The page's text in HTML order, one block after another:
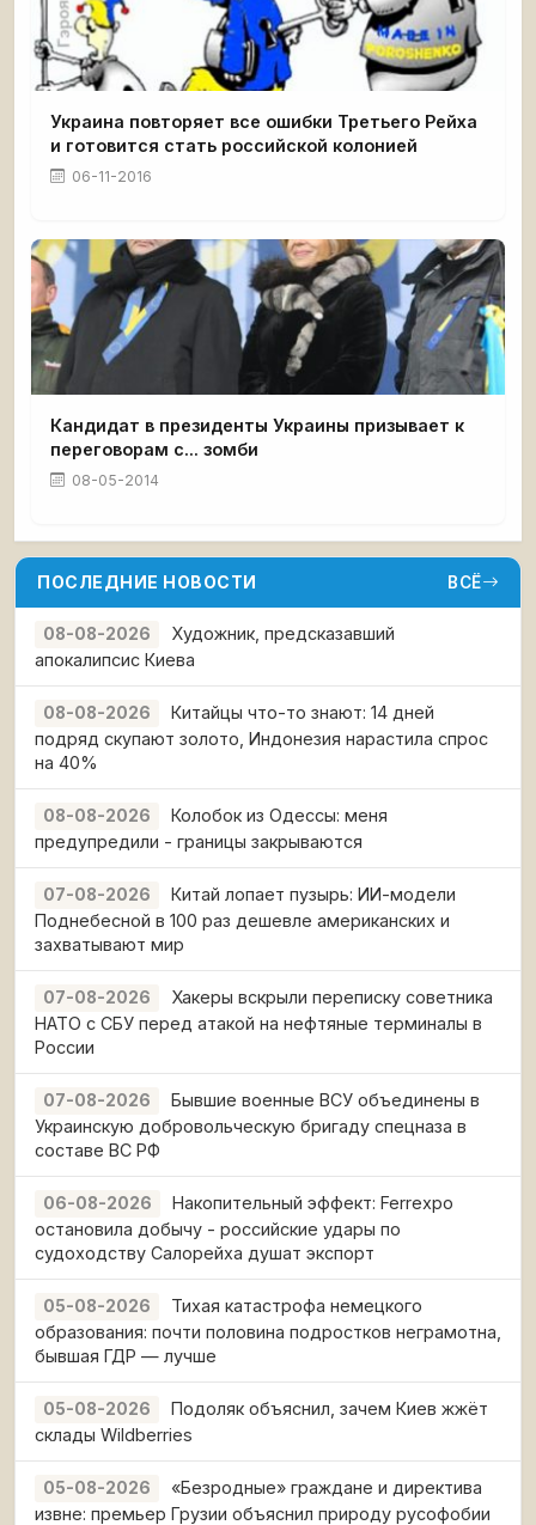
Украина повторяет все ошибки Третьего Рейха
и готовится стать российской колонией
06-11-2016
Кандидат в президенты Украины призывает к
переговорам с... зомби
08-05-2014
ПОСЛЕДНИЕ НОВОСТИ ВСЁ
08-08-2026
Художник, предсказавший
апокалипсис Киева
08-08-2026
Китайцы что-то знают: 14 дней
подряд скупают золото, Индонезия нарастила спрос
на 40%
08-08-2026
Колобок из Одессы: меня
предупредили - границы закрываются
07-08-2026
Китай лопает пузырь: ИИ-модели
Поднебесной в 100 раз дешевле американских и
захватывают мир
07-08-2026
Хакеры вскрыли переписку советника
НАТО с СБУ перед атакой на нефтяные терминалы в
России
07-08-2026
Бывшие военные ВСУ объединены в
Украинскую добровольческую бригаду спецназа в
составе ВС РФ
06-08-2026
Накопительный эффект: Ferrexpo
остановила добычу - российские удары по
судоходству Салорейха душат экспорт
05-08-2026
Тихая катастрофа немецкого
образования: почти половина подростков неграмотна,
бывшая ГДР — лучше
05-08-2026
Подоляк объяснил, зачем Киев жжёт
склады Wildberries
05-08-2026
«Безродные» граждане и директива
извне: премьер Грузии объяснил природу русофобии